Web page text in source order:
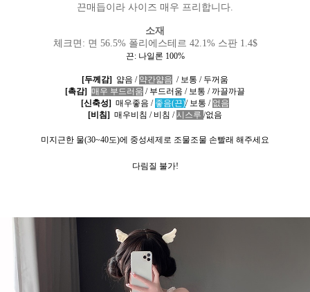
끈매듭이라 사이즈 매우 프리합니다.
소재
체크면: 면 56.5% 폴리에스테르 42.1% 스판 1.4$
끈: 나일론 100%
[두께감] 얇음 / 약간얇음 / 보통 / 두꺼움
[촉감] 매우 부드러움 / 부드러움 / 보통 /까끌까끌
[신축성] 매우좋음 / 좋음(끈)/ 보통 / 없음
[비침] 매우비침 / 비침 / 시스루 /없음
미지근한 물(30~40도)에 중성세제로 조물조물 손빨래 해주세요
다림질 불가!